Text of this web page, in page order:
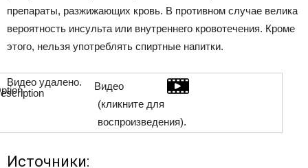
препараты, разжижающих кровь. В противном случае велика
вероятность инсульта или внутреннего кровотечения. Кроме
этого, нельзя употреблять спиртные напитки.
Видео удалено.
Видео
(кликните для
воспроизведения).
Источники: